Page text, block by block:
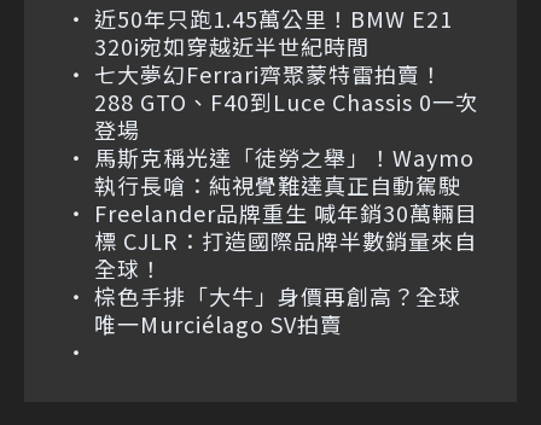
近50年只跑1.45萬公里！BMW E21
320i宛如穿越近半世紀時間
七大夢幻Ferrari齊聚蒙特雷拍賣！
288 GTO、F40到Luce Chassis 0一次
登場
馬斯克稱光達「徒勞之舉」！Waymo
執行長嗆：純視覺難達真正自動駕駛
Freelander品牌重生 喊年銷30萬輛目
標 CJLR：打造國際品牌半數銷量來自
全球！
棕色手排「大牛」身價再創高？全球
唯一Murciélago SV拍賣